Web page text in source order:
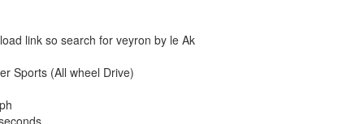
link so search for veyron by le Ak
Sports (All wheel Drive)